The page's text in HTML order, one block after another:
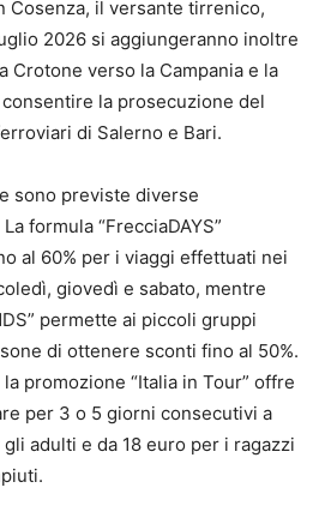
Cosenza, il versante tirrenico,
2026 si aggiungeranno inoltre
Crotone verso la Campania e la
la prosecuzione del
di Salerno e Bari.
sono previste diverse
formula “FrecciaDAYS”
al 60% per i viaggi effettuati nei
giovedì e sabato, mentre
permette ai piccoli gruppi
di ottenere sconti fino al 50%.
promozione “Italia in Tour” offre
per 3 o 5 giorni consecutivi a
adulti e da 18 euro per i ragazzi